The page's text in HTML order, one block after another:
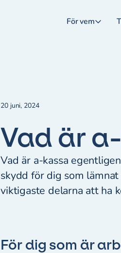
För vem
20 juni, 2024
Vad är
Vad är a-kassa
skydd för dig som
viktigaste delarna att ha
För dig som är